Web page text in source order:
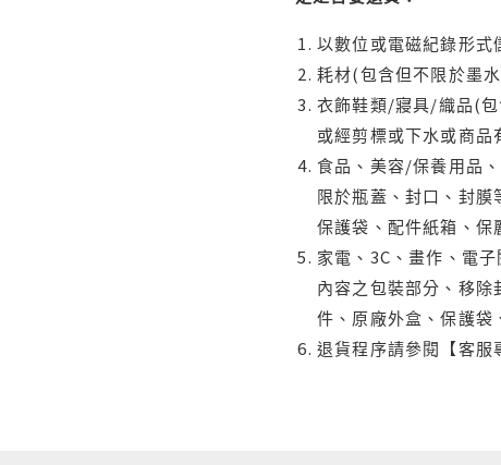
以數位或電磁紀錄形
耗材(包含但不限於墨
衣飾鞋類/寢具/織品(
或經剪標或下水或商品
食品、美容/保養用品
限於瓶蓋、封口、封
保護袋、配件紙箱、保
家電、3C、畫作、電
內容之包裝部分、移
件、原廠外盒、保護袋
退貨程序請參閱【客